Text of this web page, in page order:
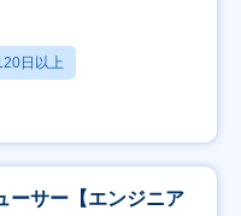
日以上
ーサー【エンジニア